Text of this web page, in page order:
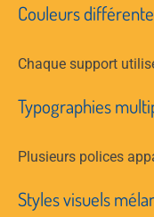
Couleurs
Chaque support
Typographies
Plusieurs polices
Styles visuels